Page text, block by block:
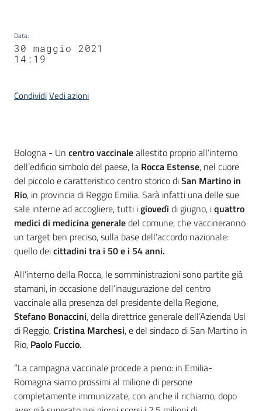
Data:
30 maggio 2021
14:19
CondividiVedi azioni
Contenuto
Bologna - Un centro vaccinaleallestito proprio all’interno
dell’edificio simbolo del paese, la Rocca Estense, nel cuore
del piccolo e caratteristico centro storico diSan Martino in
Rio, in provincia di Reggio Emilia. Sarà infatti una delle sue
sale interne ad accogliere, tutti igiovedìdi giugno, iquattro
medici di medicina generaledel comune, che vaccineranno
un target ben preciso, sulla base dell’accordo nazionale:
quello deicittadini tra i 50 e i 54 anni.
All’interno della Rocca, le somministrazioni sono partite già
stamani, in occasione dell’inaugurazione del centro
vaccinale alla presenza del presidente della Regione,
Stefano Bonaccini, della direttrice generale dell’Azienda Usl
di Reggio,Cristina Marchesi, e del sindaco di San Martino in
Rio, Paolo Fuccio.
“La campagna vaccinale procede a pieno: in Emilia-
Romagna siamo prossimi al milione di persone
completamente immunizzate, con anche il richiamo, dopo